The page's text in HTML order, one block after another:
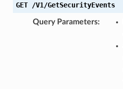
GET /V1/GetSecurityEvents
Query Parameters: